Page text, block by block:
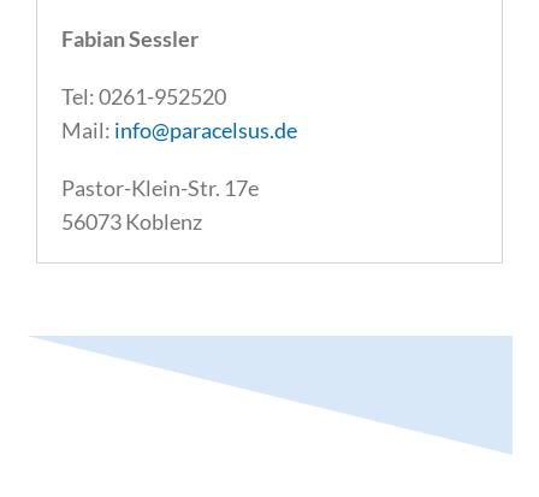
Fabian Sessler
Tel: 0261-952520
Mail: info@paracelsus.de
Pastor-Klein-Str. 17e
56073 Koblenz